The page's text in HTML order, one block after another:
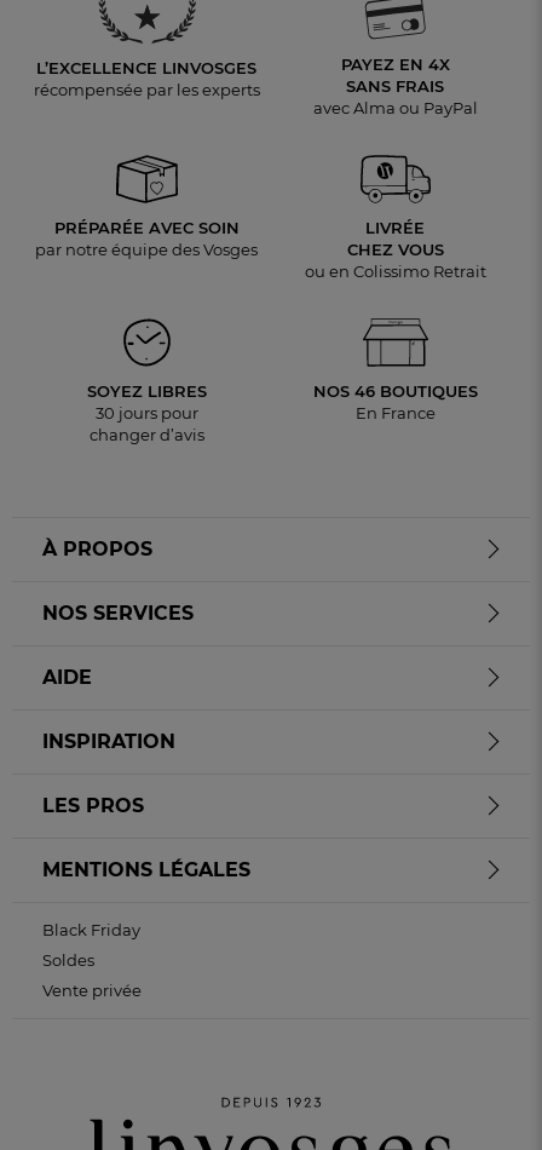
L’EXCELLENCE LINVOSGES
récompensée par les experts
PAYEZ EN 4X
SANS FRAIS
avec Alma ou PayPal
PRÉPARÉE AVEC SOIN
par notre équipe des Vosges
LIVRÉE
CHEZ VOUS
ou en Colissimo Retrait
SOYEZ LIBRES
30 jours pour
changer d’avis
NOS 46 BOUTIQUES
En France
À PROPOS
NOS SERVICES
AIDE
INSPIRATION
LES PROS
MENTIONS LÉGALES
Black Friday
Soldes
Vente privée